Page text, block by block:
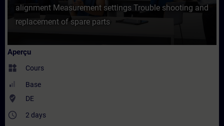
alignment Measurement settings Trouble shooting and
replacement of spare parts
Aperçu
widgets Cours
Base
where_to_vote DE
access_time 2 days